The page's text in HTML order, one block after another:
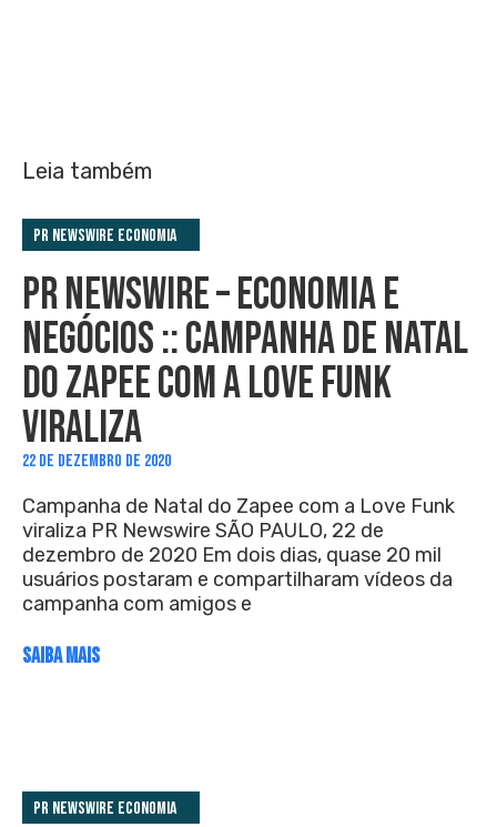
Leia também
PR Newswire Economia
PR NEWSWIRE – ECONOMIA E
NEGÓCIOS :: CAMPANHA DE NATAL
DO ZAPEE COM A LOVE FUNK
VIRALIZA
22 DE DEZEMBRO DE 2020
Campanha de Natal do Zapee com a Love Funk
viraliza PR Newswire SÃO PAULO, 22 de
dezembro de 2020 Em dois dias, quase 20 mil
usuários postaram e compartilharam vídeos da
campanha com amigos e
SAIBA MAIS
PR Newswire Economia